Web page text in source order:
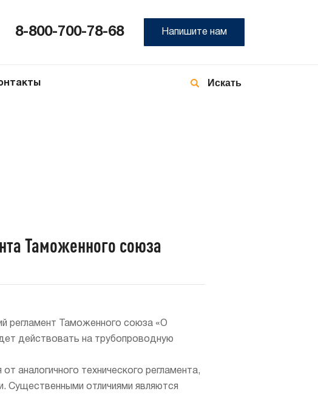
8-800-700-78-68 Напишите нам
Таможенного союза
регламент Таможенного союза «О
действовать на трубопроводную
аналогичного технического регламента,
Существенными отличиями являются